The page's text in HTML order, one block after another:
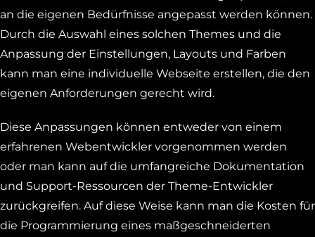
an die eigenen Bedürfnisse angepasst werden können.
Durch die Auswahl eines solchen Themes und die
Anpassung der Einstellungen, Layouts und Farben
kann man eine individuelle Webseite erstellen, die den
eigenen Anforderungen gerecht wird.
Diese Anpassungen können entweder von einem
erfahrenen Webentwickler vorgenommen werden
oder man kann auf die umfangreiche Dokumentation
und Support-Ressourcen der Theme-Entwickler
zurückgreifen. Auf diese Weise kann man die Kosten für
die Programmierung eines maßgeschneiderten